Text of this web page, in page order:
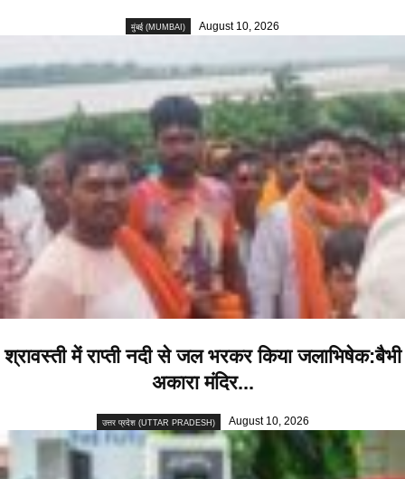
मुंबई (MUMBAI) August 10, 2026
श्रावस्ती में राप्ती नदी से जल भरकर किया जलाभिषेक:बैभी
अकारा मंदिर...
उत्तर प्रदेश (UTTAR PRADESH) August 10, 2026